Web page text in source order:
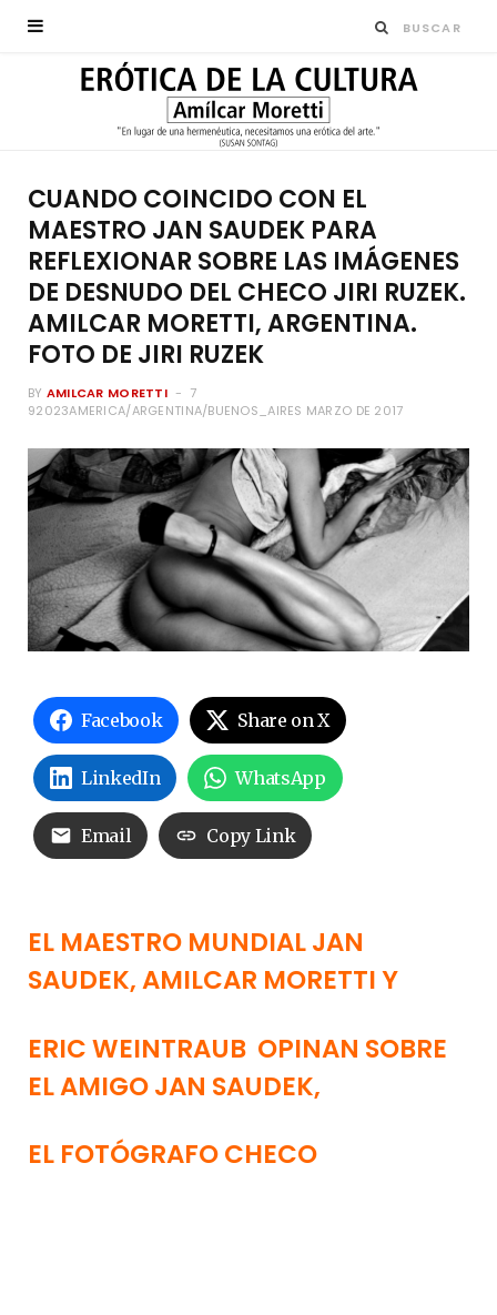
CUANDO COINCIDO CON EL
MAESTRO JAN SAUDEK PARA
REFLEXIONAR SOBRE LAS IMÁGENES
DE DESNUDO DEL CHECO JIRI RUZEK.
AMILCAR MORETTI, ARGENTINA.
FOTO DE JIRI RUZEK
BY AMILCAR MORETTI
7
92023AMERICA/ARGENTINA/BUENOS_AIRES MARZO DE 2017
Facebook Share on X
LinkedIn WhatsApp
Email Copy Link
EL MAESTRO MUNDIAL JAN
SAUDEK, AMILCAR MORETTI Y
ERIC WEINTRAUB OPINAN SOBRE
EL AMIGO JAN SAUDEK,
EL FOTÓGRAFO CHECO